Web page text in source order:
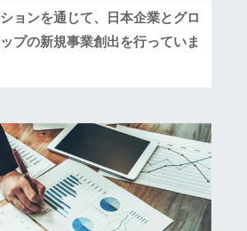
ョンを通じて、日本企業とグロ
プの新規事業創出を行っていま